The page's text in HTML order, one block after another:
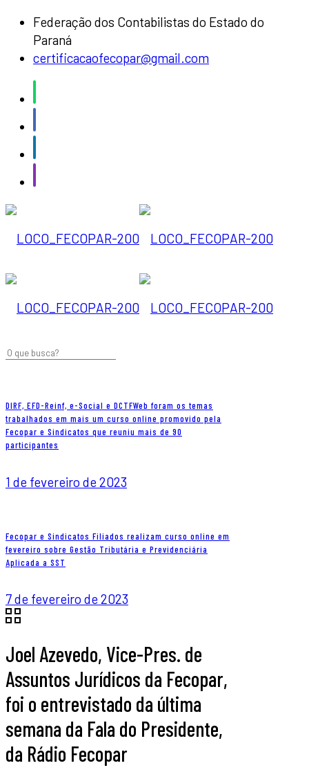
Federação dos Contabilistas do Estado do
Paraná
certificacaofecopar@gmail.com
DIRF, EFD-Reinf, e-Social e DCTFWeb foram os temas
trabalhados em mais um curso online promovido pela
Fecopar e Sindicatos que reuniu mais de 90
participantes
1 de fevereiro de 2023
Fecopar e Sindicatos Filiados realizam curso online em
fevereiro sobre Gestão Tributária e Previdenciária
Aplicada a SST
7 de fevereiro de 2023
Joel Azevedo, Vice-Pres. de
Assuntos Jurí­dicos da Fecopar,
foi o entrevistado da última
semana da Fala do Presidente,
da Rádio Fecopar